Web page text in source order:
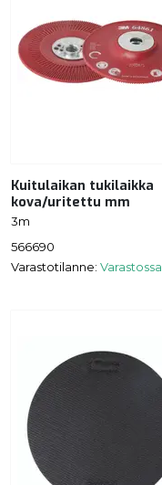
Kuitulaikan tukilaikka
kova/uritettu mm
3m
566690
Varastotilanne: Varastossa